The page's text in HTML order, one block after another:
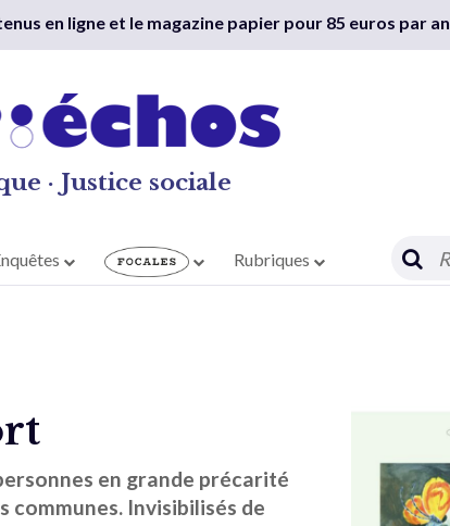
en ligne et le magazine papier pour 85 euros par an.
· Justice sociale
Rubriques
en grande précarité
Invisibilisés de